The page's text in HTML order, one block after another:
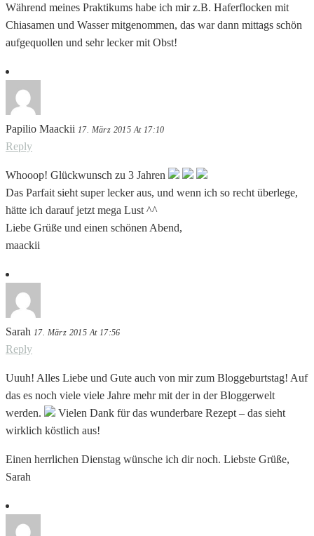
Während meines Praktikums habe ich mir z.B. Haferflocken mit
Chiasamen und Wasser mitgenommen, das war dann mittags schön
aufgequollen und sehr lecker mit Obst!
Papilio Maackii 17. März 2015 At 17:10
Reply
Whooop! Glückwunsch zu 3 Jahren
Das Parfait sieht super lecker aus, und wenn ich so recht überlege,
hätte ich darauf jetzt mega Lust ^^
Liebe Grüße und einen schönen Abend,
maackii
Sarah 17. März 2015 At 17:56
Reply
Uuuh! Alles Liebe und Gute auch von mir zum Bloggeburtstag! Auf
das es noch viele viele Jahre mehr mit der in der Bloggerwelt
werden.
Vielen Dank für das wunderbare Rezept – das sieht
wirklich köstlich aus!
Einen herrlichen Dienstag wünsche ich dir noch. Liebste Grüße,
Sarah